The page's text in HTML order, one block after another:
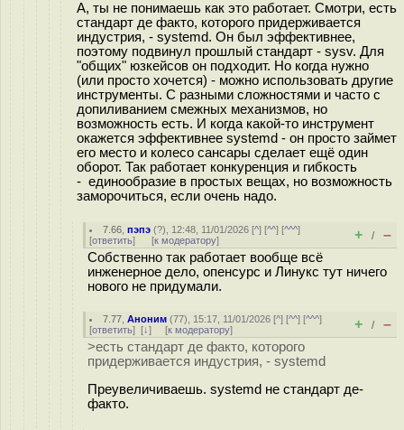
А, ты не понимаешь как это работает. Смотри, есть
стандарт де факто, которого придерживается
индустрия, - systemd. Он был эффективнее,
поэтому подвинул прошлый стандарт - sysv. Для
"общих" юзкейсов он подходит. Но когда нужно
(или просто хочется) - можно использовать другие
инструменты. С разными сложностями и часто с
допиливанием смежных механизмов, но
возможность есть. И когда какой-то инструмент
окажется эффективнее systemd - он просто займет
его место и колесо сансары сделает ещё один
оборот. Так работает конкуренция и гибкость
- единообразие в простых вещах, но возможность
заморочиться, если очень надо.
7.66 ,пэпэ (?), 12:48, 11/01/2026 [^] [^^] [^^^]
[ответить] [к модератору] + / –
Собственно так работает вообще всё
инженерное дело, опенсурс и Линукс тут ничего
нового не придумали.
7.77 ,Аноним (77), 15:17, 11/01/2026 [^] [^^] [^^^]
[ответить] [↓] [к модератору] + / –
>есть стандарт де факто, которого
придерживается индустрия, - systemd
Преувеличиваешь. systemd не стандарт де-
факто.